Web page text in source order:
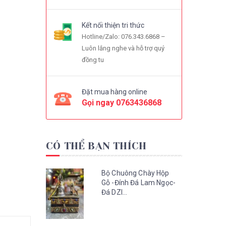
Kết nối thiện tri thức
Hotline/Zalo: 076.343.6868 –
Luôn lắng nghe và hỗ trợ quý
đồng tu
Đặt mua hàng online
Gọi ngay 0763436868
CÓ THỂ BẠN THÍCH
Bộ Chuông Chày Hộp
Gỗ -Đính Đá Lam Ngọc-
Đá DZI...